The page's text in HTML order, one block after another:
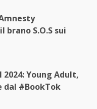
S.O.S sui
Young Adult,
dal #BookTok